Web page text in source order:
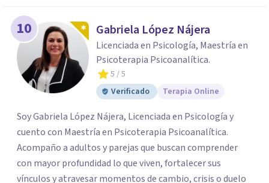
10 Gabriela López Nájera
Licenciada en Psicología, Maestría en
Psicoterapia Psicoanalítica.
5 / 5
Verificado
Terapia Online
Soy Gabriela López Nájera, Licenciada en Psicología y
cuento con Maestría en Psicoterapia Psicoanalítica.
Acompaño a adultos y parejas que buscan comprender
con mayor profundidad lo que viven, fortalecer sus
vínculos y atravesar momentos de cambio, crisis o duelo